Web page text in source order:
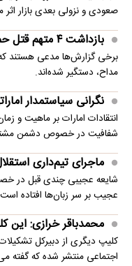
صعودی و نزولی بعدی بازار
بازداشت ۴ متهم قتل حمیدرضا رجب‌زاده
مداح، دستگیر شده‌اند.
نگرانی سیاستمدار
انتقادات امارات بر ماهیت و
شفافیت در خصوص دشمن
ماجرای تیم‌داری
شایعه عجیبی چندی قبل در
عجیب بر سر زبان‌ها افتاده
محمدباقر خرازی:
کلیپ دیگری از دبیرکل
اجتماعی منتشر شده که گفته